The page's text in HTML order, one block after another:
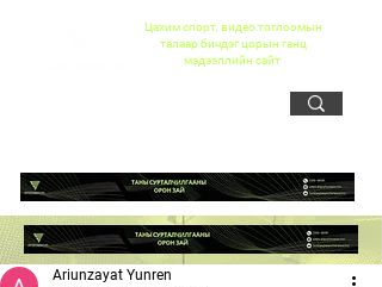
Цахим спорт, видео тоглоомын
талаар бичдэг цорын ганц
мэдээллийн сайт
Ariunzayat Yunren